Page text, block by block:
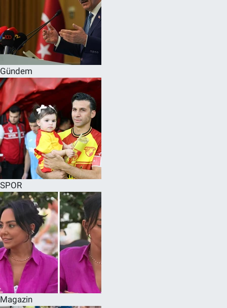
Gündem
SPOR
Magazin